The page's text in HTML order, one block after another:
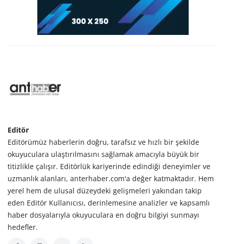
Editör
Editörümüz haberlerin doğru, tarafsız ve hızlı bir şekilde
okuyuculara ulaştırılmasını sağlamak amacıyla büyük bir
titizlikle çalışır. Editörlük kariyerinde edindiği deneyimler ve
uzmanlık alanları, anterhaber.com'a değer katmaktadır. Hem
yerel hem de ulusal düzeydeki gelişmeleri yakından takip
eden Editör Kullanıcısı, derinlemesine analizler ve kapsamlı
haber dosyalarıyla okuyuculara en doğru bilgiyi sunmayı
hedefler.